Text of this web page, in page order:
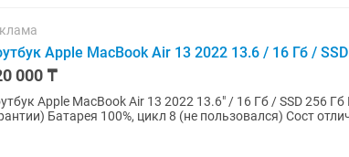
Apple MacBook Air 13 2022 13.6 / 16 Гб /
000 ₸
Apple MacBook Air 13 2022 13.6" / 16 Гб / SSD 256 Гб Куплено в октябре 2025 (еще на
гарантии) Батарея